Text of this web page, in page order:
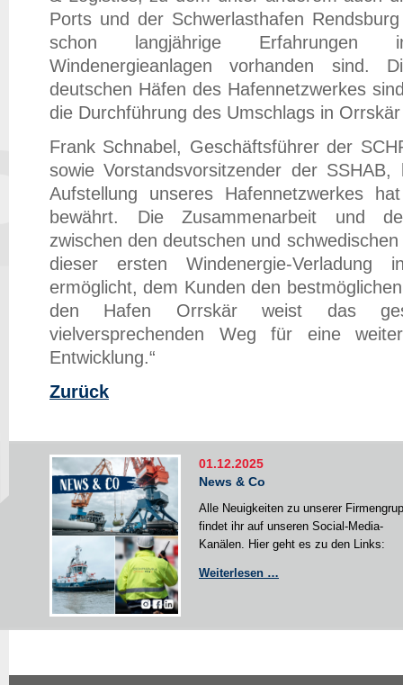
Ports und der Schwerlasthafen
schon langjährige
Windenergieanlagen vorhanden sind.
deutschen Häfen des Hafennetzwerkes
die Durchführung des Umschlags in
Frank Schnabel, Geschäftsführer der
sowie Vorstandsvorsitzender der
Aufstellung unseres Hafennetzwerkes
bewährt. Die Zusammenarbeit und
zwischen den deutschen und
dieser ersten Windenergie-
ermöglicht, dem Kunden den
den Hafen Orrskär weist das
vielversprechenden Weg für eine
Entwicklung.“
Zurück
01.12.2025
News & Co
Alle Neuigkeiten zu unserer
findet ihr auf unseren Social-Media-
Kanälen. Hier geht es zu den Links:
Weiterlesen …